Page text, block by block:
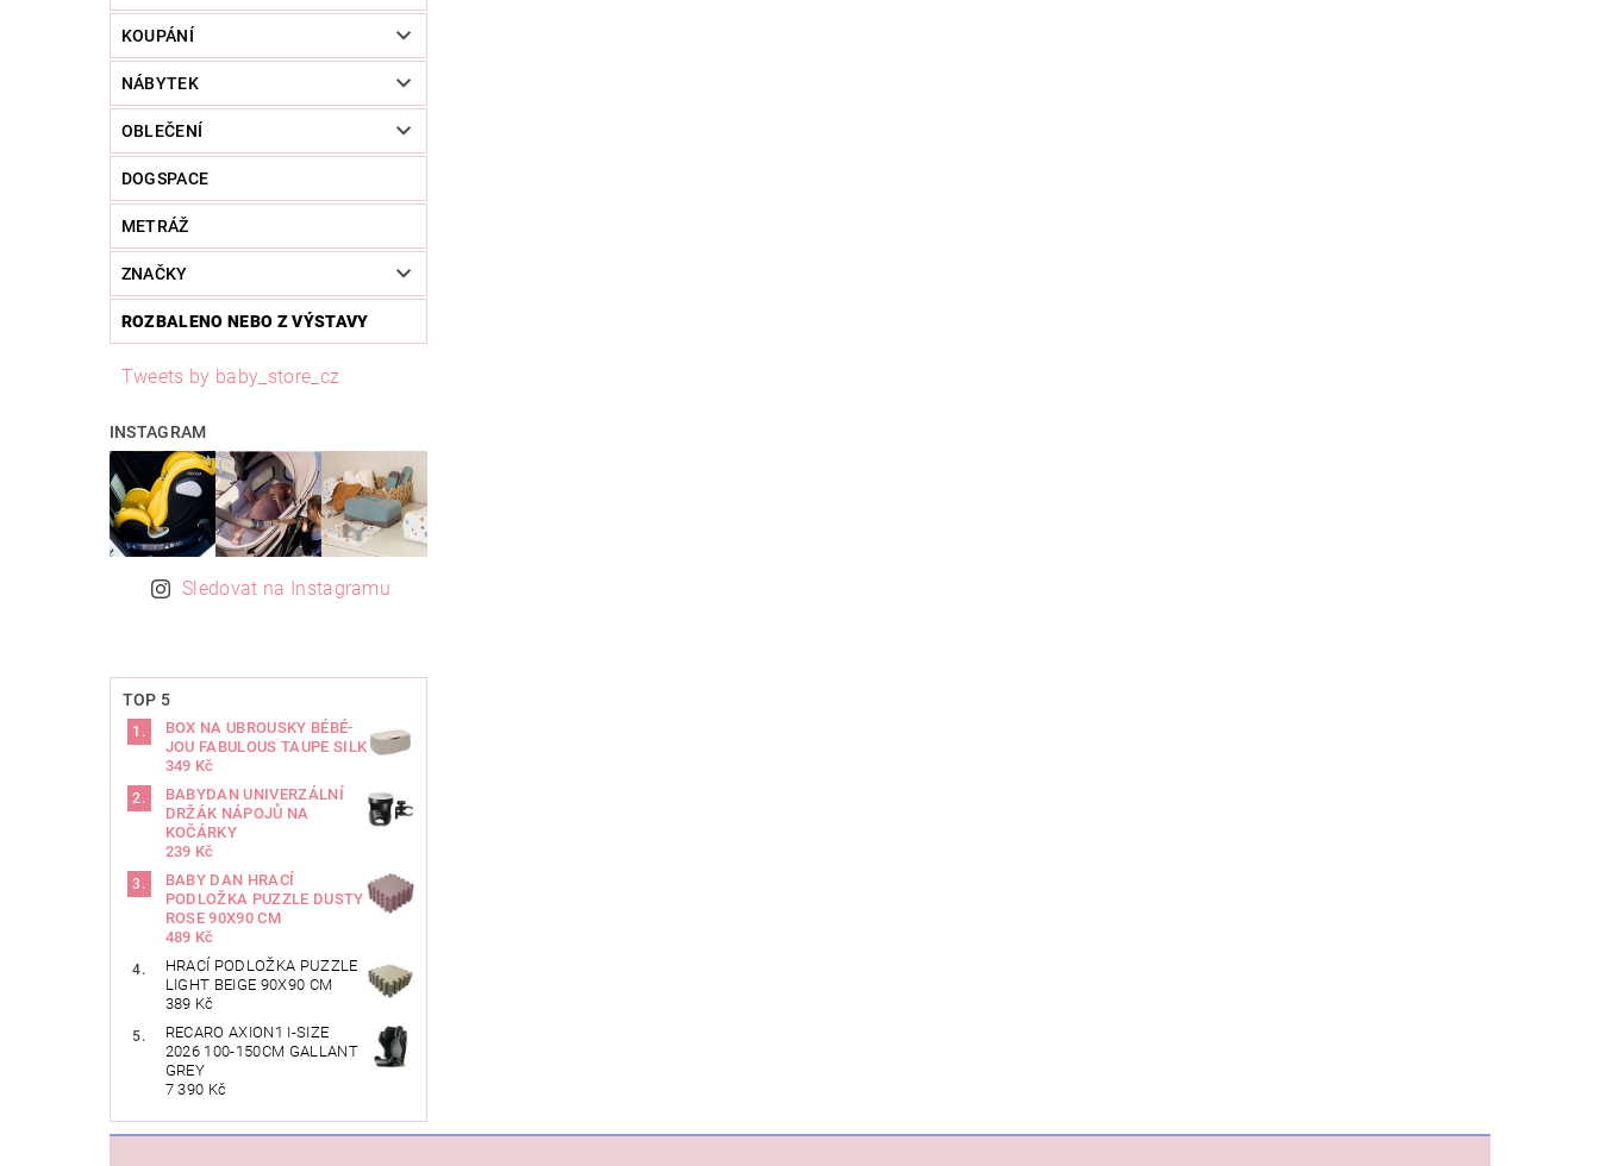
KOUPÁNÍ
NÁBYTEK
OBLEČENÍ
DOGSPACE
METRÁŽ
ZNAČKY
ROZBALENO NEBO Z VÝSTAVY
Tweets by baby_store_cz
INSTAGRAM
Sledovat na Instagramu
TOP 5
BOX NA UBROUSKY BÉBÉ-
JOU FABULOUS TAUPE SILK
349 Kč
BABYDAN UNIVERZÁLNÍ
DRŽÁK NÁPOJŮ NA
KOČÁRKY
239 Kč
BABY DAN HRACÍ
PODLOŽKA PUZZLE DUSTY
ROSE 90X90 CM
489 Kč
HRACÍ PODLOŽKA PUZZLE
LIGHT BEIGE 90X90 CM
389 Kč
RECARO AXION1 I-SIZE
2026 100-150CM GALLANT
GREY
7 390 Kč